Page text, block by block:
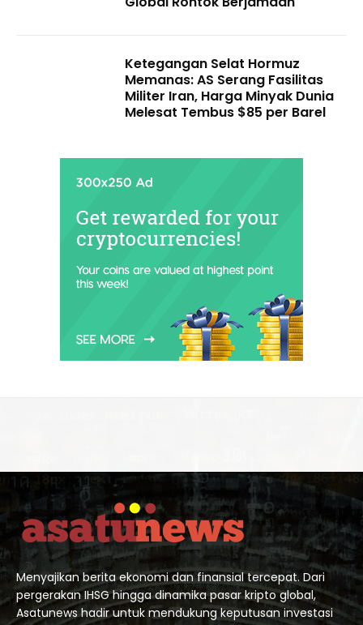
Ketegangan Selat Hormuz
Memanas: AS Serang Fasilitas
Militer Iran, Harga Minyak Dunia
Melesat Tembus $85 per Barel
Menyajikan berita ekonomi dan finansial tercepat. Dari
pergerakan IHSG hingga dinamika pasar kripto global,
Asatunews hadir untuk mendukung keputusan investasi